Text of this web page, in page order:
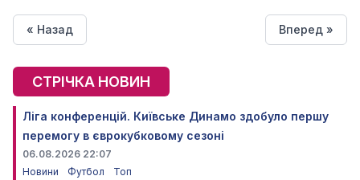
« Назад Вперед »
СТРІЧКА НОВИН
Ліга конференцій. Київське Динамо здобуло першу
перемогу в єврокубковому сезоні
06.08.2026 22:07
Новини
Футбол Топ